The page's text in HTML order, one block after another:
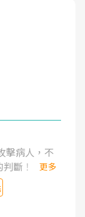
擊病人，不
斷！
更多